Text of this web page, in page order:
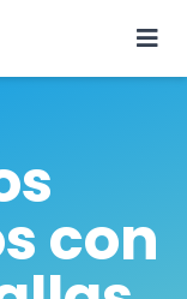
con